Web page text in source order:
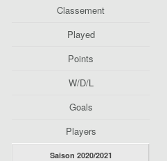
Classement
Played
Points
W/D/L
Goals
Players
Saison 2020/2021